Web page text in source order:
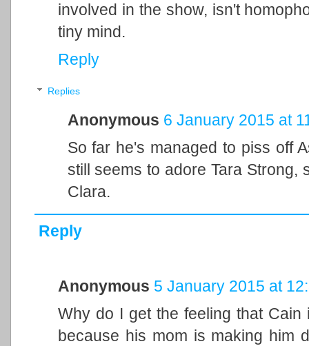
involved in the show, isn't
tiny mind.
Reply
Replies
Anonymous 6 January 2015 at
So far he's managed to piss off
still seems to adore Tara Strong,
Clara.
Reply
Anonymous 5 January 2015 at
Why do I get the feeling that
because his mom is making him